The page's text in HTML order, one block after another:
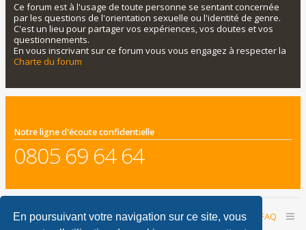
En poursuivant votre navigation sur ce site, vous
Ce forum est à l'usage de toute personne se sentant concernée
par les questions de l'orientation sexuelle ou l'identité de genre.
C'est un lieu pour partager vos expériences, vos doutes et vos
questionnements.
En vous inscrivant sur ce forum vous vous engagez à respecter la
Charte du forum
Notre ligne d'écoute confidentielle
0805 69 64 64
Accueil du forum FAQ
Nous contacter